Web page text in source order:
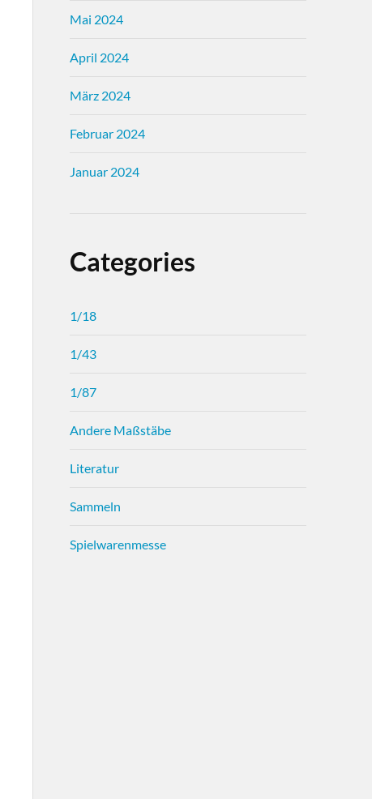
Mai 2024
April 2024
März 2024
Februar 2024
Januar 2024
Categories
1/18
1/43
1/87
Andere Maßstäbe
Literatur
Sammeln
Spielwarenmesse